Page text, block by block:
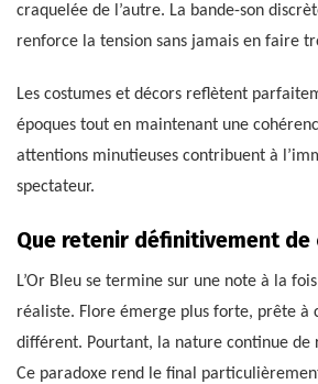
craquelée de l’autre. La bande-son
renforce la tension sans jamais en faire
Les costumes et décors reflètent
époques tout en maintenant une
attentions minutieuses contribuent à
spectateur.
Que retenir définitivement de
L’Or Bleu se termine sur une note à la
réaliste. Flore émerge plus forte, prête à
différent. Pourtant, la nature continue de
Ce paradoxe rend le final